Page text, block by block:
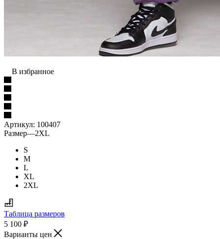
В избранное
Артикул: 100407
Размер—2XL
S
M
L
XL
2XL
Таблица размеров
5 100 ₽
Варианты цен